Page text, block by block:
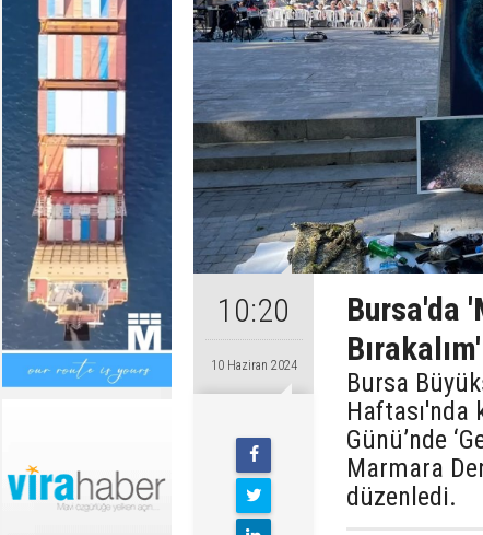
10:20
10 Haziran 2024
Bursa'da
Bursa
Haftası'nda
Günü’nde
Marmara
düzenledi.